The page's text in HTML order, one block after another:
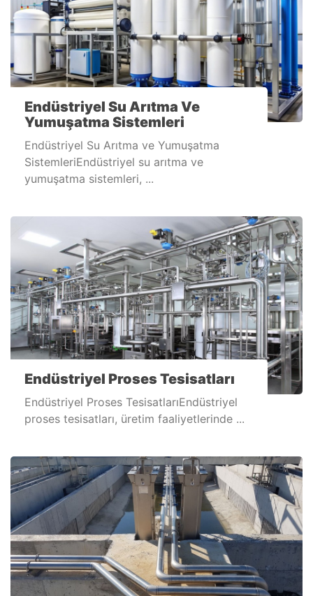
Endüstriyel Su Arıtma Ve
Yumuşatma Sistemleri
Endüstriyel Su Arıtma ve Yumuşatma
SistemleriEndüstriyel su arıtma ve
yumuşatma sistemleri, ...
Endüstriyel Proses Tesisatları
Endüstriyel Proses TesisatlarıEndüstriyel
proses tesisatları, üretim faaliyetlerinde ...